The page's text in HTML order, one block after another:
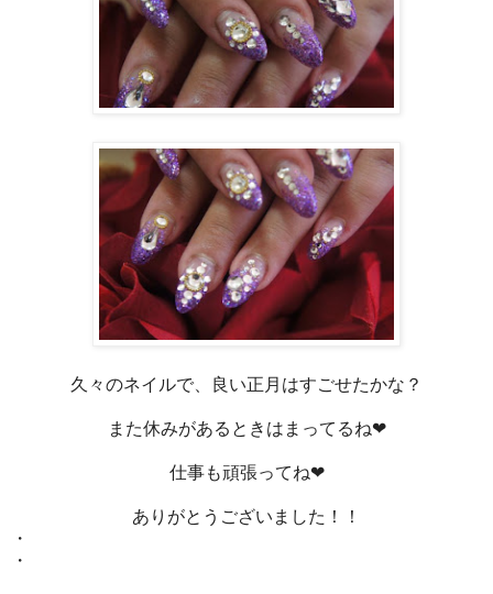
久々のネイルで、良い正月はすごせたかな？
また休みがあるときはまってるね❤
仕事も頑張ってね❤
ありがとうございました！！
・
・